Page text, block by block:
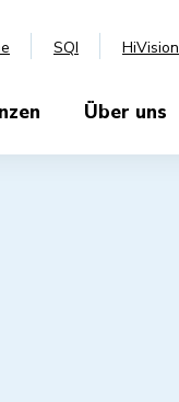
SQI HiVision
Über uns